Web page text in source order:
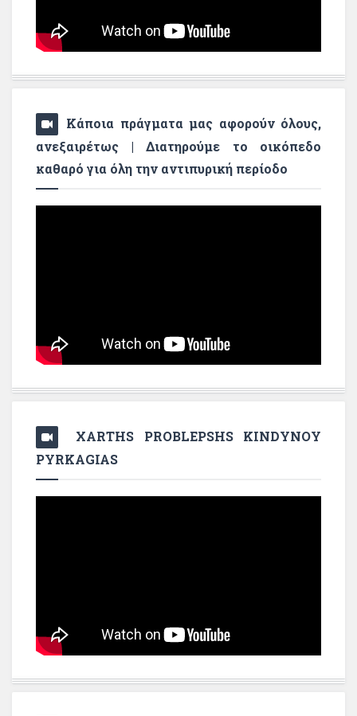
Κάποια πράγματα μας αφορούν όλους,
ανεξαιρέτως | Διατηρούμε το οικόπεδο
καθαρό για όλη την αντιπυρική περίοδο
XARTHS PROBLEPSHS KINDYNOY
PYRKAGIAS